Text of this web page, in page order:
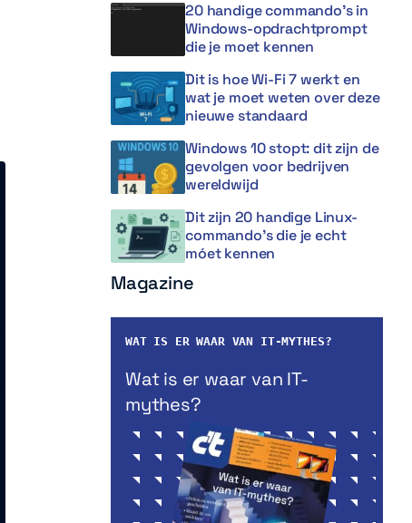
20 handige commando’s in
Windows-opdrachtprompt
die je moet kennen
Dit is hoe Wi-Fi 7 werkt en
wat je moet weten over deze
nieuwe standaard
Windows 10 stopt: dit zijn de
gevolgen voor bedrijven
wereldwijd
Dit zijn 20 handige Linux-
commando’s die je echt
móet kennen
Magazine
WAT IS ER WAAR VAN IT-MYTHES?
Wat is er waar van IT-
mythes?